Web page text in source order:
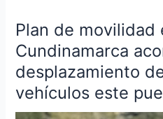
Plan de movilidad
Cundinamarca
desplazamiento
vehículos este
Plan
de
movilidad
en
Cundinamarca
acompañará